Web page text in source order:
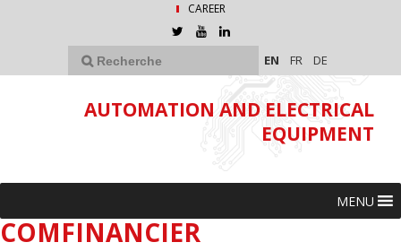
CAREER
EN FR DE
AUTOMATION AND ELECTRICAL
EQUIPMENT
MENU
COMFINANCIER